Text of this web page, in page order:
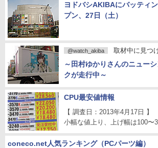
ヨドバシAKIBAにバッティ
プン、27日（土）
@watch_akiba 取材中に見つ
～田村ゆかりさんのニュー
クが走行中～
CPU最安値情報
【 調査日：2013年4月17日 】
小幅な値上り、上げ幅は100〜
coneco.net人気ランキング（PCパーツ編）